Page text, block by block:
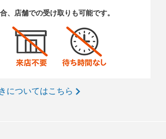
、店舗での受け取りも可能です。
についてはこちら